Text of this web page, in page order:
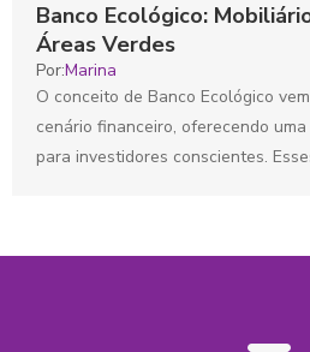
Banco Ecológico:
Áreas Verdes
Por:Marina
O conceito de Banco Ecológico
cenário financeiro, oferecendo
para investidores conscientes.